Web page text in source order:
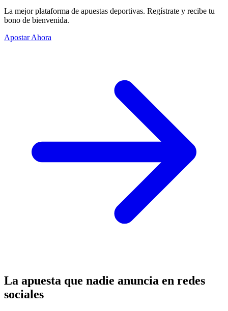
La mejor plataforma de apuestas deportivas. Regístrate y recibe tu
bono de bienvenida.
Apostar Ahora
La apuesta que nadie anuncia en redes
sociales